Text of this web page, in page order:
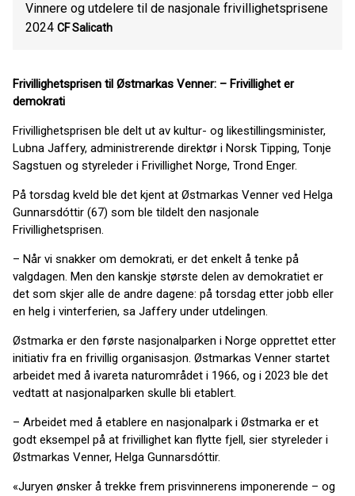
Vinnere og utdelere til de nasjonale frivillighetsprisene
2024 CF Salicath
Frivillighetsprisen til Østmarkas Venner: – Frivillighet er
demokrati
Frivillighetsprisen ble delt ut av kultur- og likestillingsminister,
Lubna Jaffery, administrerende direktør i Norsk Tipping, Tonje
Sagstuen og styreleder i Frivillighet Norge, Trond Enger.
På torsdag kveld ble det kjent at Østmarkas Venner ved Helga
Gunnarsdóttir (67) som ble tildelt den nasjonale
Frivillighetsprisen.
– Når vi snakker om demokrati, er det enkelt å tenke på
valgdagen. Men den kanskje største delen av demokratiet er
det som skjer alle de andre dagene: på torsdag etter jobb eller
en helg i vinterferien, sa Jaffery under utdelingen.
Østmarka er den første nasjonalparken i Norge opprettet etter
initiativ fra en frivillig organisasjon. Østmarkas Venner startet
arbeidet med å ivareta naturområdet i 1966, og i 2023 ble det
vedtatt at nasjonalparken skulle bli etablert.
– Arbeidet med å etablere en nasjonalpark i Østmarka er et
godt eksempel på at frivillighet kan flytte fjell, sier styreleder i
Østmarkas Venner, Helga Gunnarsdóttir.
«Juryen ønsker å trekke frem prisvinnerens imponerende – og